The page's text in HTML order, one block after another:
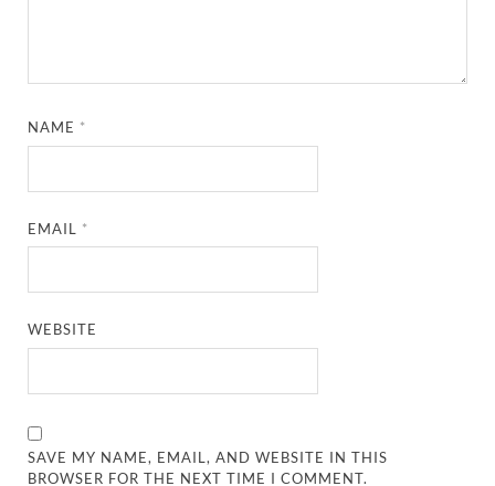
NAME *
EMAIL *
WEBSITE
SAVE MY NAME, EMAIL, AND WEBSITE IN THIS
BROWSER FOR THE NEXT TIME I COMMENT.